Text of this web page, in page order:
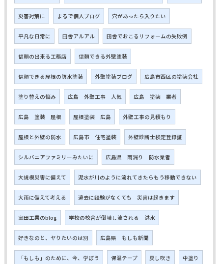
災害対策に まるで個人ブログ 穴があったら入りたい
平凡な日常に 田舎アルアル 田舎でおこるリフォームの失敗例
信頼の出来る工務店 信頼できる外壁塗装
信頼できる屋根の防水塗装 外壁塗装ブログ 広島市西区の塗装会社
塗り替えの悩み 広島 外壁工事 人気 広島 塗装 業者
広島 塗装 屋根 屋根塗装 広島 外壁工事の見積もり
屋根と外壁の防水 広島市 住宅塗装 外壁診断士検定登録証
シルバニアファミリーみたいに 広島県 雨漏り 防水業者
大規模災害に備えて 泥水が川のように流れてきたらもう移動できない
大雨に備えて考える 過去に経験がなくても 災害は起きます
室田工業のblog 学校の校舎が倒壊し流される 洪水
好きなのと、ヤりたいのは別 広島県 もしも新聞
「もしも」のために、今、学ぼう 保温テープ 戻し吹き 中塗り